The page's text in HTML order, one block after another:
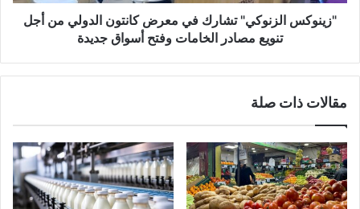
"زينوكس الزنوكي" تشارك في معرض كانتون الدولي من أجل
تنويع مصادر الخامات وفتح أسواق جديدة
مقالات ذات صلة